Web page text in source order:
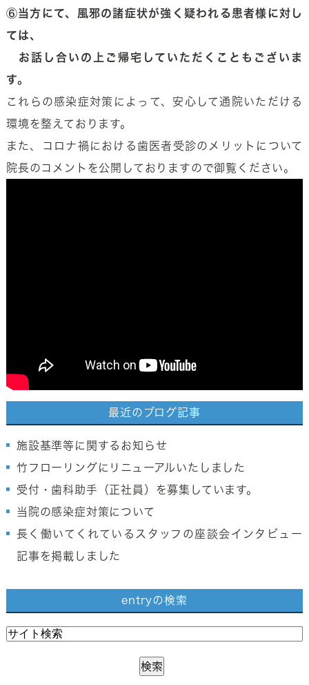
⑥当方にて、風邪の諸症状が強く疑われる患者様に対し
ては、
お話し合いの上ご帰宅していただくこともございま
す。
これらの感染症対策によって、安心して通院いただける
環境を整えております。
また、コロナ禍における歯医者受診のメリットについて
院長のコメントを公開しておりますので御覧ください。
最近のブログ記事
施設基準等に関するお知らせ
竹フローリングにリニューアルいたしました
受付・歯科助手（正社員）を募集しています。
当院の感染症対策について
長く働いてくれているスタッフの座談会インタビュー
記事を掲載しました
entryの検索